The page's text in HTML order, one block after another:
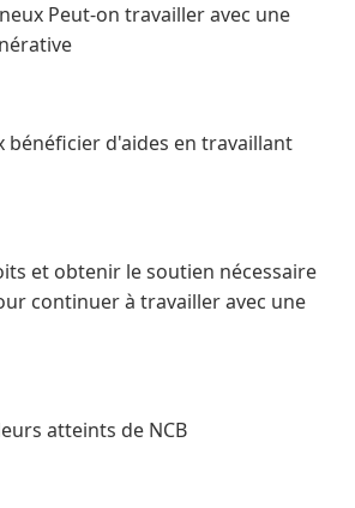
Peut-on travailler avec une
bénéficier d'aides en travaillant
et obtenir le soutien nécessaire
continuer à travailler avec une
atteints de NCB